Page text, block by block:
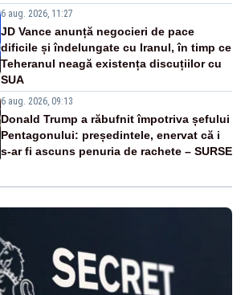
6 aug. 2026, 11:27
JD Vance anunță negocieri de pace
dificile și îndelungate cu Iranul, în timp ce
Teheranul neagă existența discuțiilor cu
SUA
6 aug. 2026, 09:13
Donald Trump a răbufnit împotriva șefului
Pentagonului: președintele, enervat că i
s-ar fi ascuns penuria de rachete – SURSE